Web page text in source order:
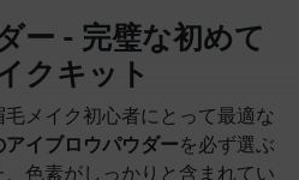
ー - 完璧な初めて
クキット
メイク初心者にとって最適な
イブロウパウダーを必ず選ぶ
色素がしっかりと含まれてい